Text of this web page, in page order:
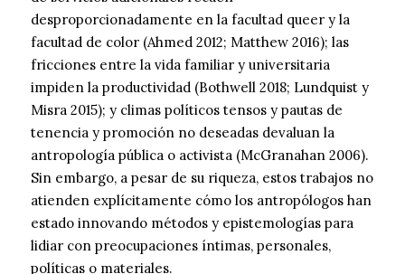
desproporcionadamente en la facultad queer y la
facultad de color (Ahmed 2012; Matthew 2016); las
fricciones entre la vida familiar y universitaria
impiden la productividad (Bothwell 2018; Lundquist y
Misra 2015); y climas políticos tensos y pautas de
tenencia y promoción no deseadas devaluan la
antropología pública o activista (McGranahan 2006).
Sin embargo, a pesar de su riqueza, estos trabajos no
atienden explícitamente cómo los antropólogos han
estado innovando métodos y epistemologías para
lidiar con preocupaciones íntimas, personales,
políticas o materiales.